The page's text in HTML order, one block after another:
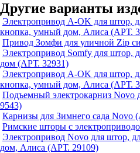
Другие варианты
Электропривод A-OK для штор,
кнопка, умный дом, Алиса (АРТ.
Привод Зомфи для уличной Zip
Электропривод Somfy для штор,
дом (АРТ. 32931)
Электропривод A-OK для штор,
кнопка, умный дом, Алиса (АРТ.
Подъемный электрокарниз Novo
9543)
Карнизы для Зимнего сада Novo
Римские шторы с
Электропривод Novo для штор,
дом, Алиса (АРТ. 29109)